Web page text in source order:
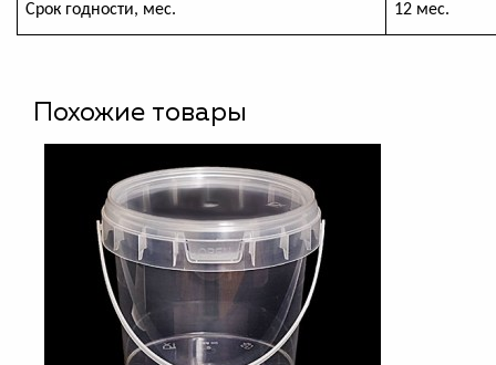
Срок годности, мес. 12 мес.
Похожие товары